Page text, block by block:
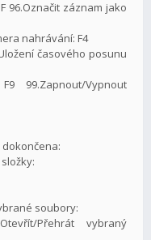
96.Označit záznam jako
nahrávání: F4
časového posunu
99.Zapnout/Vypnout
dokončena:
soubory:
Přehrát vybraný